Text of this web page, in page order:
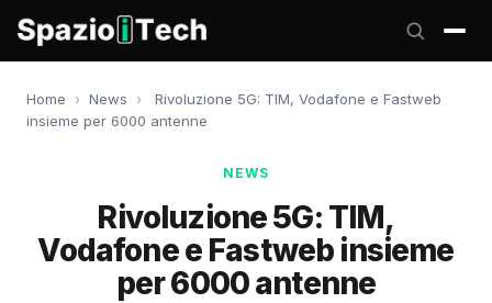
Home › News ›
Rivoluzione 5G: TIM, Vodafone e Fastweb
insieme per 6000 antenne
NEWS
Rivoluzione 5G: TIM,
Vodafone e Fastweb insieme
per 6000 antenne